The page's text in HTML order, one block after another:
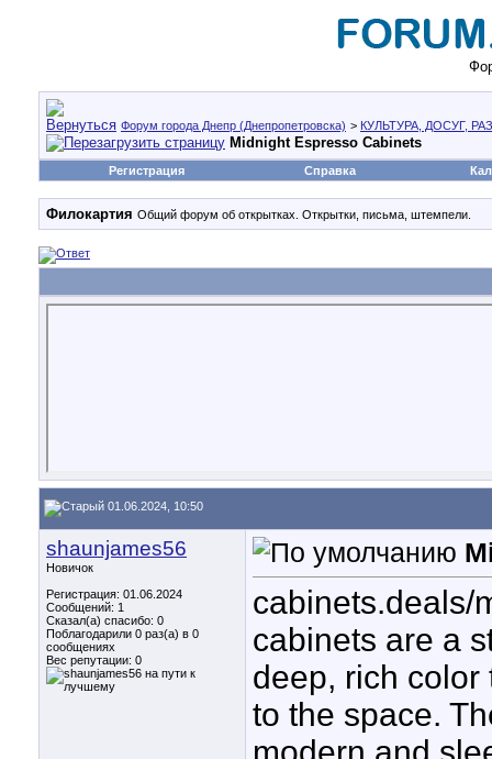
Форум города Днепр (Днепропетровска) > КУЛЬТУРА, ДОСУГ,
Midnight Espresso Cabinets
Регистрация Справка
Филокартия Общий форум об открытках. Открытки, письма, штемпели.
01.06.2024, 10:50
shaunjames56
Новичок
Регистрация: 01.06.2024
Сообщений: 1
Сказал(а) спасибо: 0
Поблагодарили 0 раз(а) в 0
сообщениях
Вес репутации: 0
cabinets.deals/
cabinets are a
deep, rich
to the space.